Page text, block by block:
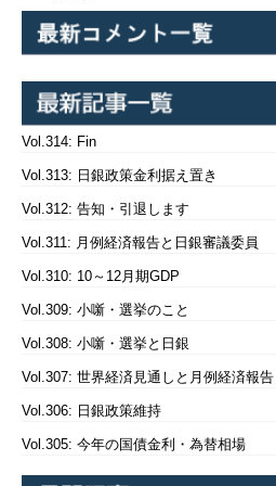
Vol.314: Fin
Vol.313: 日銀政策金利据え置き
Vol.312: 告知・引退します
Vol.311: 月例経済報告と日銀審議委員
Vol.310: 10～12月期GDP
Vol.309: 小噺・選挙のこと
Vol.308: 小噺・選挙と日銀
Vol.307: 世界経済見通しと月例経済報告
Vol.306: 日銀政策維持
Vol.305: 今年の国債金利・為替相場